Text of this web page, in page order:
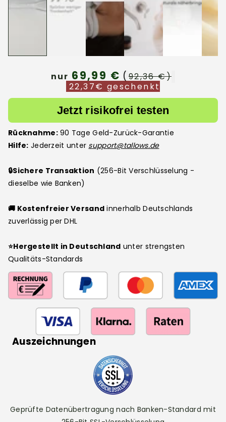
nur 69,99 € (92,36 €)
22,37€ geschenkt
Jetzt risikofrei testen
Rücknahme:90 Tage Geld-Zurück-Garantie
Hilfe: Jederzeit unter support@tallows.de
🔒Sichere Transaktion (256-Bit Verschlüsselung -
dieselbe wie Banken)
🚚 Kostenfreier Versand innerhalb Deutschlands
zuverlässig per DHL
⭐Hergestellt in Deutschland unter strengsten
Qualitäts-Standards
Auszeichnungen
Geprüfte Datenübertragung nach Banken-Standard mit